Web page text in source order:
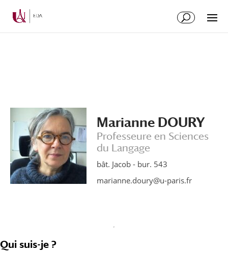
Marianne DOURY
Professeure en Sciences
du Langage
bât. Jacob - bur. 543
marianne.doury@u-paris.fr
Qui suis-je ?